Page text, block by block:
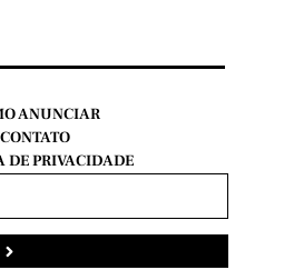
ANUNCIAR
CONTATO
DE PRIVACIDADE